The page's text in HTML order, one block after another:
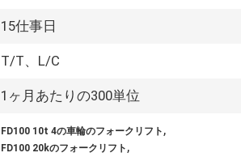
15仕事日
T/T、L/C
1ヶ月あたりの300単位
FD100 10t 4の車輪のフォークリフト ,
FD100 20kのフォークリフト ,